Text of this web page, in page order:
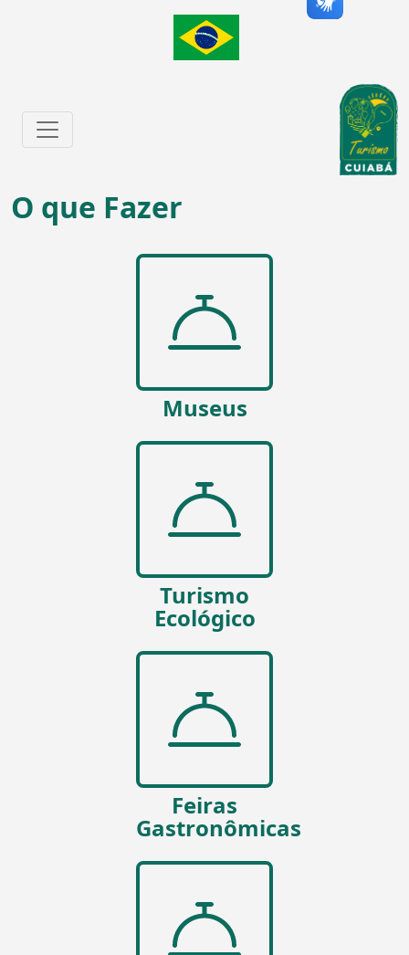
O que Fazer
Museus
Turismo
Ecológico
Feiras
Gastronômicas